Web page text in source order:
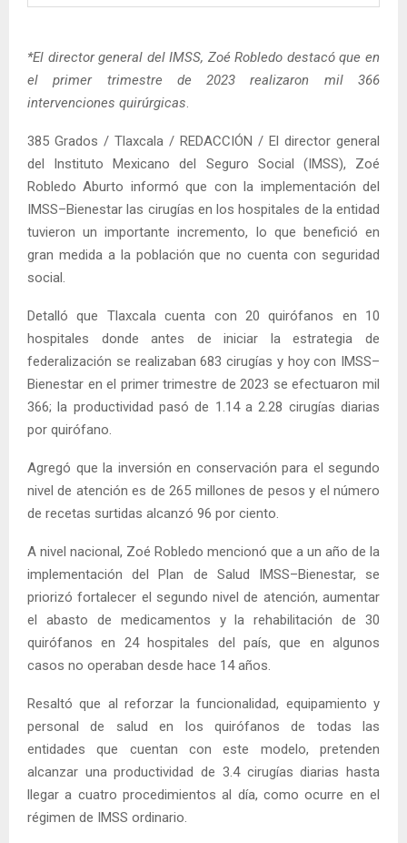
*El director general del IMSS, Zoé Robledo destacó que en
el primer trimestre de 2023 realizaron mil 366
intervenciones quirúrgicas
385 Grados / Tlaxcala / REDACCIÓN / El director general
del Instituto Mexicano del Seguro Social (IMSS), Zoé
Robledo Aburto informó que con la implementación del
IMSS–Bienestar las cirugías en los hospitales de la entidad
tuvieron un importante incremento, lo que benefició en
gran medida a la población que no cuenta con seguridad
social.
Detalló que Tlaxcala cuenta con 20 quirófanos en 10
hospitales donde antes de iniciar la estrategia de
federalización se realizaban 683 cirugías y hoy con IMSS–
Bienestar en el primer trimestre de 2023 se efectuaron mil
366; la productividad pasó de 1.14 a 2.28 cirugías diarias
por quirófano.
Agregó que la inversión en conservación para el segundo
nivel de atención es de 265 millones de pesos y el número
de recetas surtidas alcanzó 96 por ciento.
A nivel nacional, Zoé Robledo mencionó que a un año de la
implementación del Plan de Salud IMSS–Bienestar, se
priorizó fortalecer el segundo nivel de atención, aumentar
el abasto de medicamentos y la rehabilitación de 30
quirófanos en 24 hospitales del país, que en algunos
casos no operaban desde hace 14 años.
Resaltó que al reforzar la funcionalidad, equipamiento y
personal de salud en los quirófanos de todas las
entidades que cuentan con este modelo, pretenden
alcanzar una productividad de 3.4 cirugías diarias hasta
llegar a cuatro procedimientos al día, como ocurre en el
régimen de IMSS ordinario.